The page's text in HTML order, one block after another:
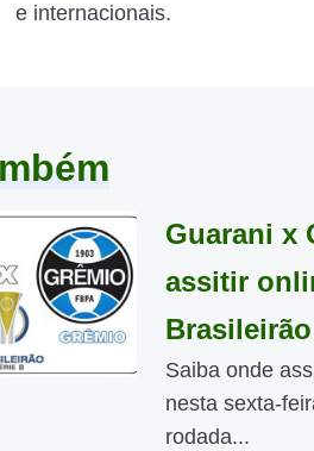
e internacionais.
Guarani x
assitir
Saiba onde
nesta sexta-
rodada...